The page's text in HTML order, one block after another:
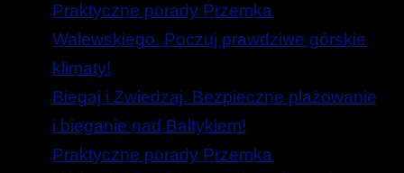
Praktyczne porady Przemka
Walewskiego. Poczuj prawdziwe górskie
klimaty!
Biegaj i Zwiedzaj. Bezpieczne plażowanie
i bieganie nad Bałtykiem!
Praktyczne porady Przemka